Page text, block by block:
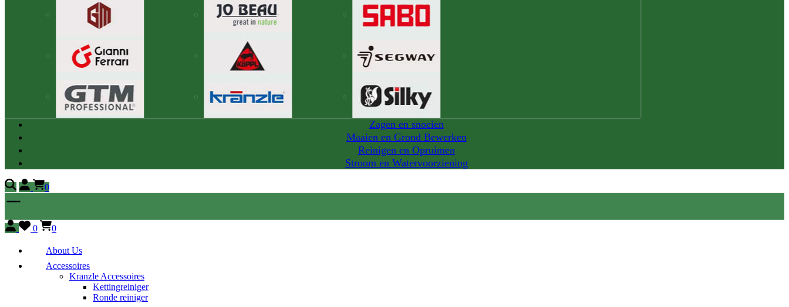
Zagen en snoeien
Maaien en Grond Bewerken
Reinigen en Opruimen
Stroom en Watervoorziening
0
0 0
About Us
Accessoires
Kranzle Accessoires
Kettingreiniger
Ronde reiniger